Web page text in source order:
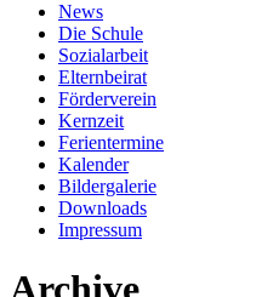
News
Die Schule
Sozialarbeit
Elternbeirat
Förderverein
Kernzeit
Ferientermine
Kalender
Bildergalerie
Downloads
Impressum